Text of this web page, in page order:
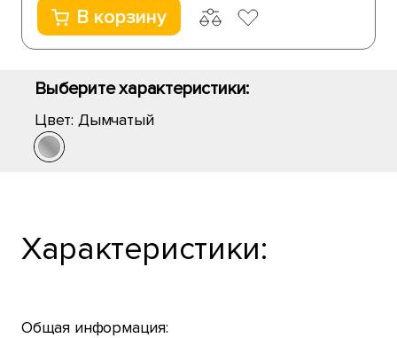
В корзину
Выберите характеристики:
Цвет: Дымчатый
Характеристики:
Общая информация: